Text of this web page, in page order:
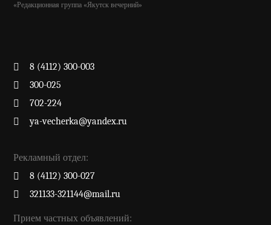
«Редакционная группа «Якутск вечерний»
8 (4112) 300-003
300-025
702-224
ya-vecherka@yandex.ru
Рекламный отдел:
8 (4112) 300-027
321133-321144@mail.ru
Прием частных объявлений: